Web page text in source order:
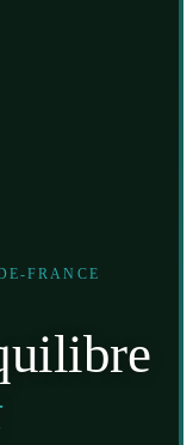
FRANCE